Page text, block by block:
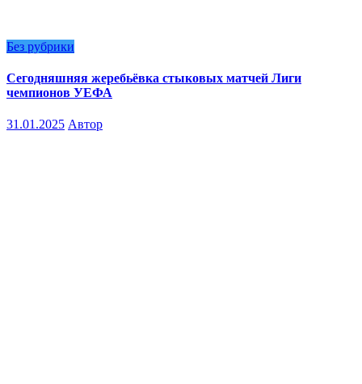
Без рубрики
Сегодняшняя жеребьёвка стыковых матчей Лиги
чемпионов УЕФА
31.01.2025 Автор